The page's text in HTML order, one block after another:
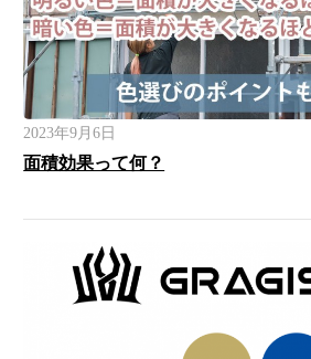
2023年9月6日
面積効果って何？